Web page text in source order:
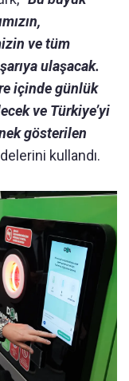
ve tüm
ulaşacak.
içinde günlük
ve Türkiye’yi
gösterilen
kullandı.